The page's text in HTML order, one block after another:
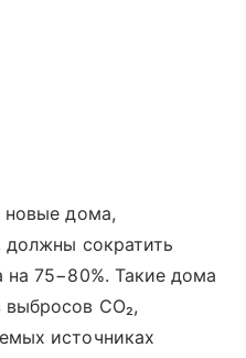
новые дома,
должны сократить
на 75−80%. Такие дома
CO₂,
источниках